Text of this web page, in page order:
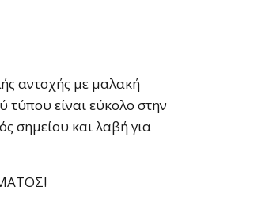
αντοχής με μαλακή
είναι εύκολο στην
σημείου και λαβή για